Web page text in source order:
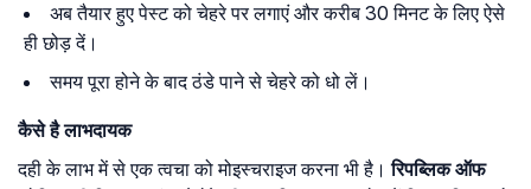
अब तैयार हुए पेस्ट को चेहरे पर लगाएं और करीब 30 मिनट के लिए ऐसे
ही छोड़ दें।
समय पूरा होने के बाद ठंडे पाने से चेहरे को धो लें।
कैसे है लाभदायक
दही के लाभ में से एक त्वचा को मोइस्चराइज करना भी है। रिपब्लिक ऑफ